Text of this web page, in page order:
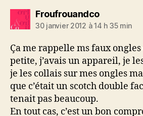
Froufrouandcodit :
30 janvier 2012 à 14 h 35 min
Ça me rappelle ms faux ongles
petite, j’avais un appareil, je
je les collais sur mes ongles
que c’était un scotch double
tenait pas beaucoup.
En tout cas, c’est un bon